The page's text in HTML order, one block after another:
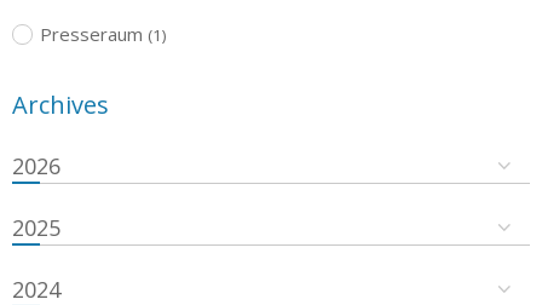
Presseraum (1)
Archives
2026
2025
2024